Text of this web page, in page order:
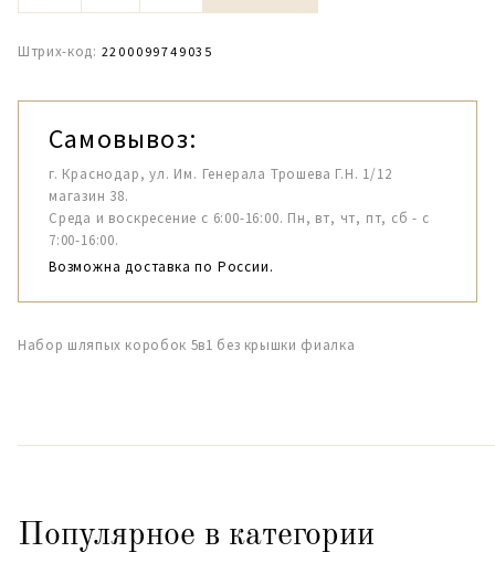
Штрих-код: 2200099749035
Самовывоз:
г. Краснодар, ул. Им. Генерала Трошева Г.Н. 1/12
магазин 38.
Среда и воскресение с 6:00-16:00. Пн, вт, чт, пт, сб - с
7:00-16:00.
Возможна доставка по России.
Набор шляпых коробок 5в1 без крышки фиалка
Популярное в категории